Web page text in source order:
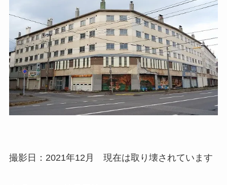
撮影日：2021年12月 現在は取り壊されています